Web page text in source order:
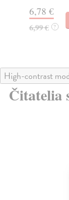
6,78 €
6,99 € ?
High-contrast
Čitatelia